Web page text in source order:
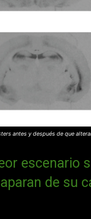
antes y después de que
escenario
de su